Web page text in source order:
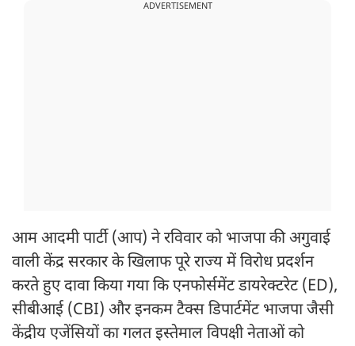
ADVERTISEMENT
आम आदमी पार्टी (आप) ने रविवार को भाजपा की अगुवाई
वाली केंद्र सरकार के खिलाफ पूरे राज्य में विरोध प्रदर्शन
करते हुए दावा किया गया कि एनफोर्समेंट डायरेक्टरेट (ED),
सीबीआई (CBI) और इनकम टैक्स डिपार्टमेंट भाजपा जैसी
केंद्रीय एजेंसियों का गलत इस्तेमाल विपक्षी नेताओं को